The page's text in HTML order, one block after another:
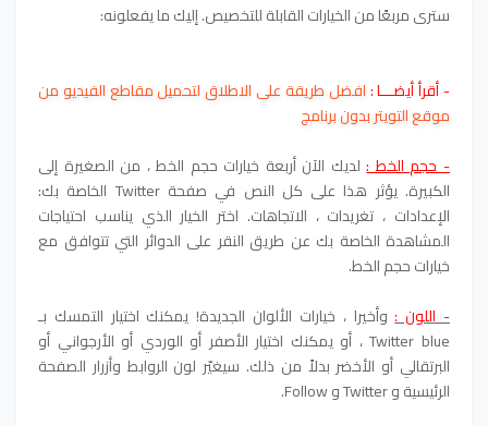
سترى مربعًا من الخيارات القابلة للتخصيص. إليك ما يفعلونه:
- أقرأ أيضـــا :افضل طريقة على الاطلاق لتحميل مقاطع الفيديو من
موقع التويتر بدون برنامج
- حجم الخط :لديك الآن أربعة خيارات حجم الخط ، من الصغيرة إلى
الكبيرة. يؤثر هذا على كل النص في صفحة Twitter الخاصة بك:
الإعدادات ، تغريدات ، الاتجاهات. اختر الخيار الذي يناسب احتياجات
المشاهدة الخاصة بك عن طريق النقر على الدوائر التي تتوافق مع
خيارات حجم الخط.
- اللون :وأخيرا ، خيارات الألوان الجديدة! يمكنك اختيار التمسك بـ
Twitter blue ، أو يمكنك اختيار الأصفر أو الوردي أو الأرجواني أو
البرتقالي أو الأخضر بدلاً من ذلك. سيغيّر لون الروابط وأزرار الصفحة
الرئيسية و Twitter و Follow.